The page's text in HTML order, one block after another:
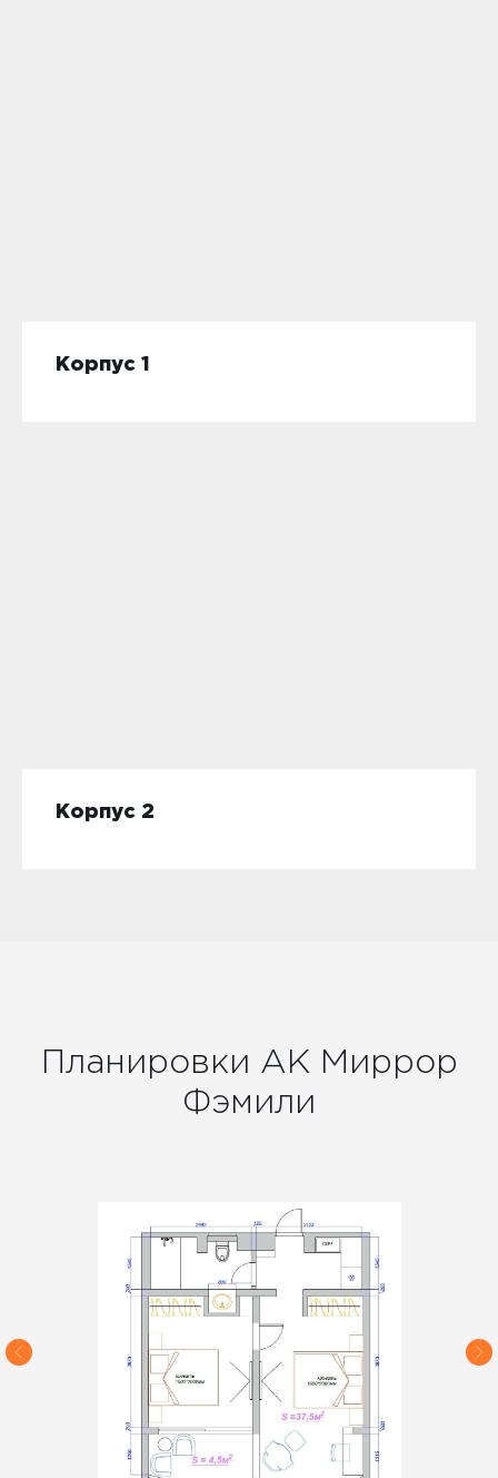
Корпус 1
Корпус 2
Планировки АК Миррор
Фэмили